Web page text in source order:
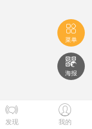

菜单

海报

发现

我的